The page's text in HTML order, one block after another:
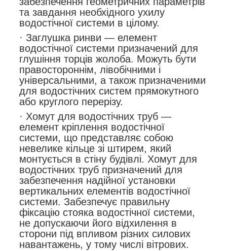
та завдання необхідного ухилу
водостічної системи в цілому.
· Заглушка ринви — елемент
водостічної системи призначений для
глушіння торців жолоба. Можуть бути
правостороннім, лівобічними і
універсальними, а також призначеними
для водостічних систем прямокутного
або круглого перерізу.
· Хомут для водостічних труб —
елемент кріплення водостічної
системи, що представляє собою
невелике кільце зі штирем, який
монтується в стіну будівлі. Хомут для
водостічних труб призначений для
забезпечення надійної установки
вертикальних елементів водостічної
системи. Забезпечує правильну
фіксацію стояка водостічної системи,
не допускаючи його відхилення в
сторони під впливом різних силових
навантажень, у тому числі вітрових.